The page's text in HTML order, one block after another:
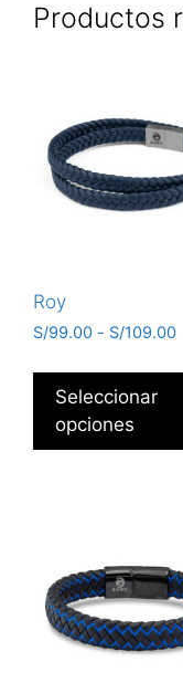
Productos
Roy
S/99.00 - S/109.00
Seleccionar
opciones